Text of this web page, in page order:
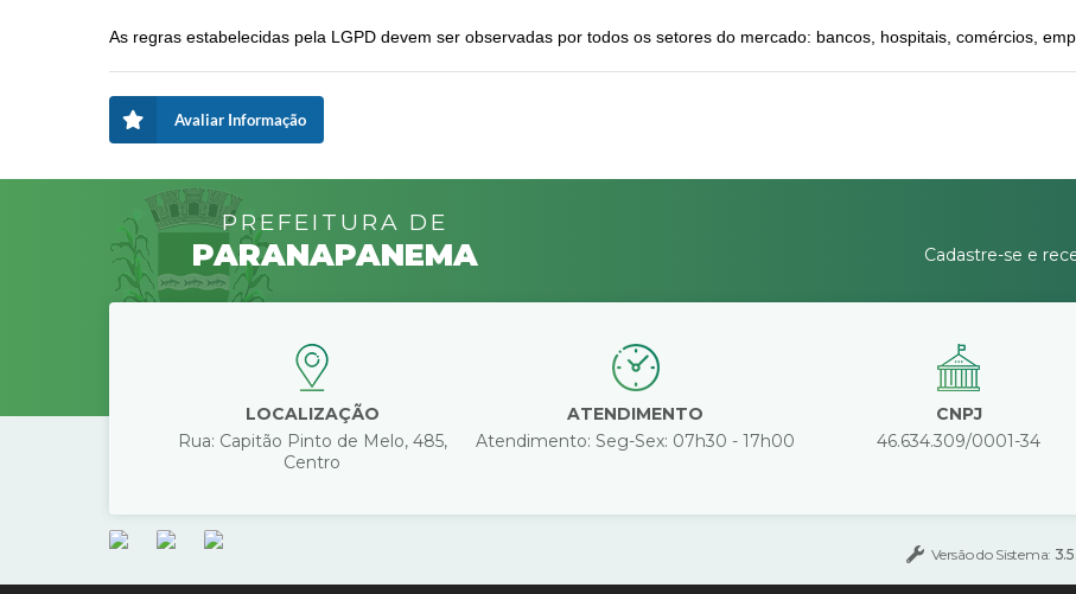
As regras estabelecidas pela LGPD devem ser observadas por todos os setores do mercado: bancos, hospitais, comércios,
Avaliar Informação
PREFEITURA DE
PARANAPANEMA Cadastre-se e
LOCALIZAÇÃO
Rua: Capitão Pinto de Melo, 485,
Centro
ATENDIMENTO
Atendimento: Seg-Sex: 07h30 - 17h00
CNPJ
46.634.309/0001-34
Versão do Sistema: